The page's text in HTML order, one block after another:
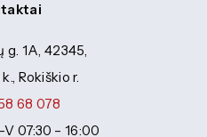
g. 1A, 42345,
Rokiškio r.
68 078
07:30 – 16:00